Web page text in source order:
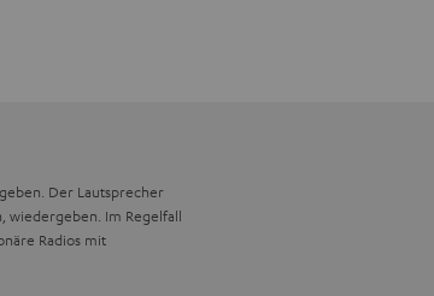
Der Lautsprecher
wiedergeben. Im Regelfall
Radios mit